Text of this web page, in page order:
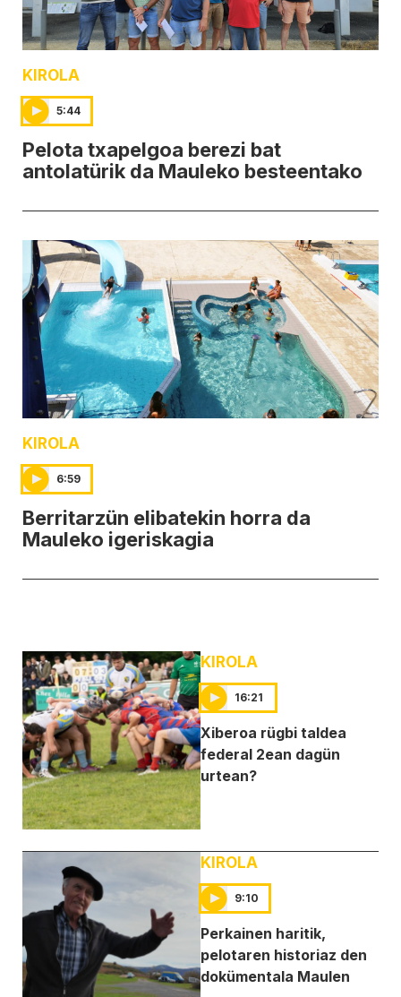
KIROLA
5:44
Pelota txapelgoa berezi bat
antolatürik da Mauleko besteentako
KIROLA
6:59
Berritarzün elibatekin horra da
Mauleko igeriskagia
KIROLA
16:21
Xiberoa rügbi taldea
federal 2ean dagün
urtean?
KIROLA
9:10
Perkainen haritik,
pelotaren historiaz den
dokümentala Maulen